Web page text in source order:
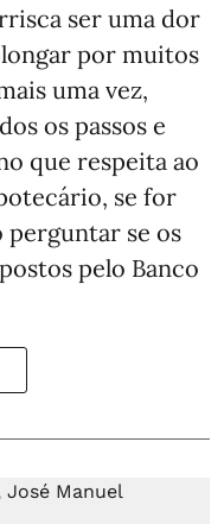
ser uma dor
por muitos
uma vez,
os passos e
que respeita ao
se for
perguntar se os
pelo Banco